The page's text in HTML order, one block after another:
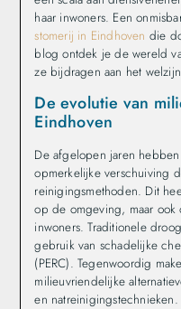
haar inwoners. Een
stomerij in Eindhoven die
blog ontdek je de wereld
ze bijdragen aan het
De evolutie van
Eindhoven
De afgelopen jaren
opmerkelijke verschuiving
reinigingsmethoden. Dit
op de omgeving, maar
inwoners. Traditionele
gebruik van schadelijke
(PERC). Tegenwoordig
milieuvriendelijke
en natreinigingstechnieken.